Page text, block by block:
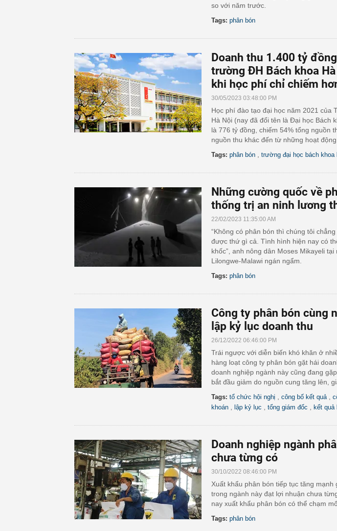
so với năm trước.
Tags: phân bón
Doanh thu 1.400 tỷ
trường ĐH Bách khoa
khi học phí chỉ chiếm
30/05/2023 03:48:00 PM
Học phí đào tạo đại học năm 2021 của
Hà Nội (nay đã đổi tên là Đại học Bách
là 776 tỷ đồng, chiếm 54% tổng nguồn
nguồn thu khác đến từ những hoạt
Tags: phân bón trường đại học bách khoa
Những cường quốc về
thống trị an ninh lương
22/02/2023 11:35:00 AM
“Không có phân bón thì chúng tôi
được thứ gì cả. Tình hình hiện nay có
khốc”, anh nông dân Moses Mikayeli
Lilongwe-Malawi ngán ngẩm.
Tags: phân bón
Công ty phân bón cùng
lập kỷ lục doanh thu
26/12/2022 06:46:00 PM
Trái ngược với diễn biến khó khăn ở
hàng loạt công ty phân bón gặt hái
doanh nghiệp ngành này cũng đang
bắt đầu giảm do nguồn cung tăng lên,
Tags: tổ chức hội nghị công bố kết quả
khoán
lập kỷ lục tổng giám đốc kết quả
Doanh nghiệp ngành
chưa từng có
30/10/2022 08:46:00 PM
Xuất khẩu phân bón tiếp tục tăng mạnh
trong ngành này đạt lợi nhuận chưa
nay xuất khẩu phân bón có thể chạm
Tags: phân bón